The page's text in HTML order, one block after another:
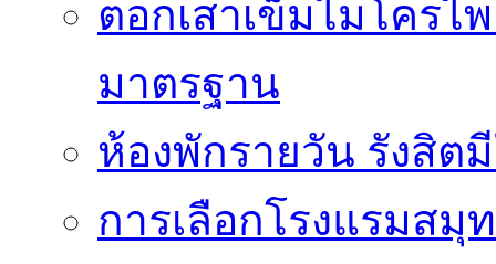
ตอกเสาเข็มไมโคร
มาตรฐาน
ห้องพักรายวัน รังสิต
การเลือกโรงแรมสมุ